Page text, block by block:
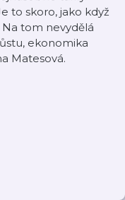
to skoro, jako když
tom nevydělá
ekonomika
Matesová.